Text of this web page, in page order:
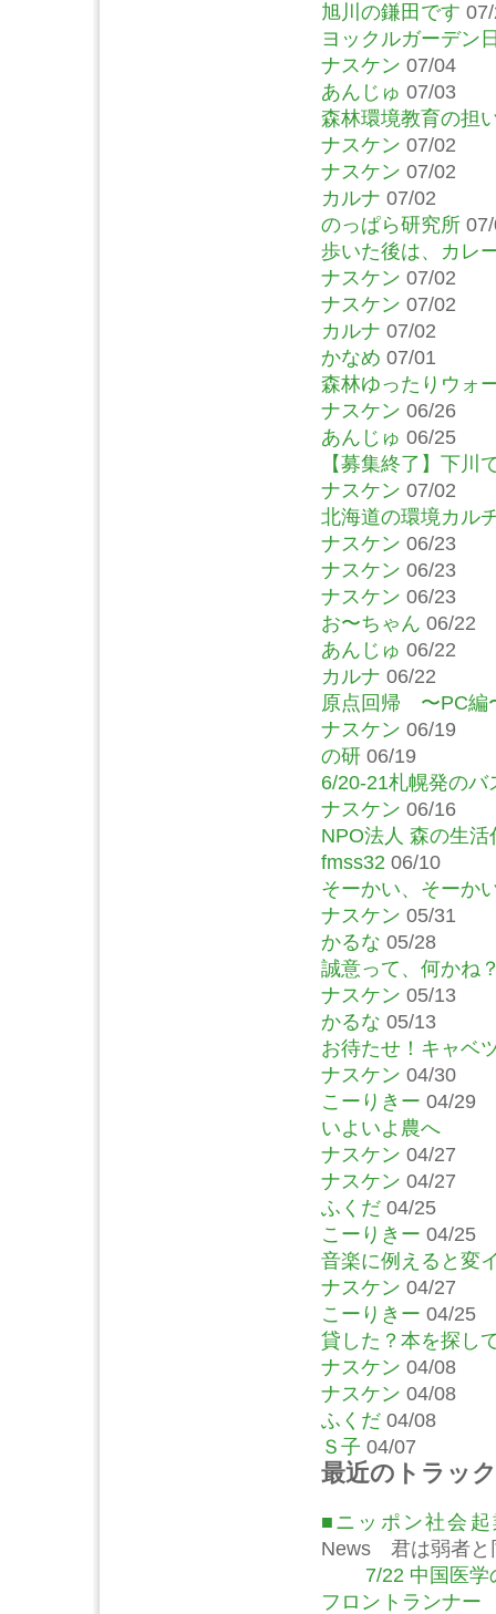
旭川の鎌田です
ヨックルガーデン
ナスケン 07/04
あんじゅ 07/03
森林環境教育の担
ナスケン 07/02
ナスケン 07/02
カルナ 07/02
のっぱら研究所
歩いた後は、カレ
ナスケン 07/02
ナスケン 07/02
カルナ 07/02
かなめ 07/01
森林ゆったりウォ
ナスケン 06/26
あんじゅ 06/25
【募集終了】下川
ナスケン 07/02
北海道の環境カル
ナスケン 06/23
ナスケン 06/23
ナスケン 06/23
お〜ちゃん 06/22
あんじゅ 06/22
カルナ 06/22
原点回帰 〜PC編
ナスケン 06/19
の研 06/19
6/20-21札幌発の
ナスケン 06/16
NPO法人 森の生
fmss32 06/10
そーかい、そーか
ナスケン 05/31
かるな 05/28
誠意って、何かね
ナスケン 05/13
かるな 05/13
お待たせ！キャベ
ナスケン 04/30
こーりきー 04/29
いよいよ農へ
ナスケン 04/27
ナスケン 04/27
ふくだ 04/25
こーりきー 04/25
音楽に例えると変
ナスケン 04/27
こーりきー 04/25
貸した？本を探し
ナスケン 04/08
ナスケン 04/08
ふくだ 04/08
Ｓ子 04/07
最近のトラッ
■ニッポン社会
News 君は弱者と
7/22 中国医
フロントランナー